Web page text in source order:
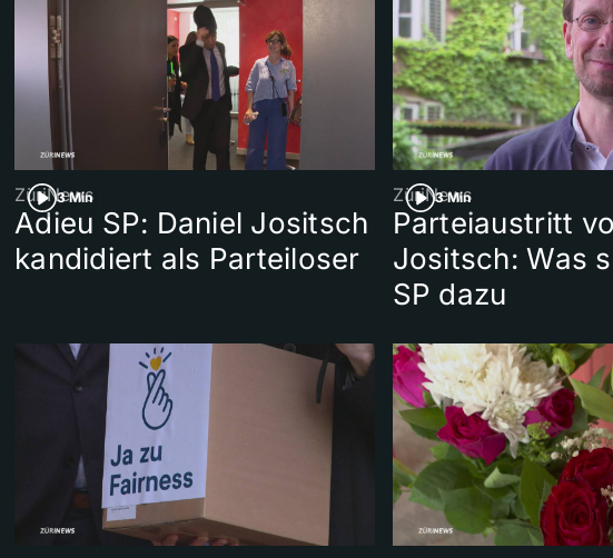
3 Min
ZüriNews
Adieu SP: Daniel Jositsch
kandidiert als Parteiloser
3 Min
ZüriNews
Parteiaustritt
Jositsch: Was
SP dazu